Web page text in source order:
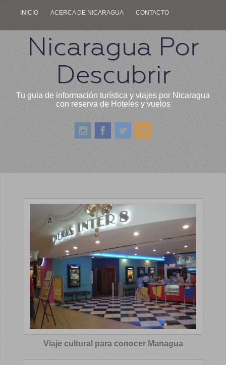
INICIO ACERCA DE NICARAGUA CONTACTO
Nicaragua Por
Descubrir
Tu guia de información turística y viajes por Nicaragua
con reserva de Hoteles y vuelos
Viaje cultural para conocer Managua